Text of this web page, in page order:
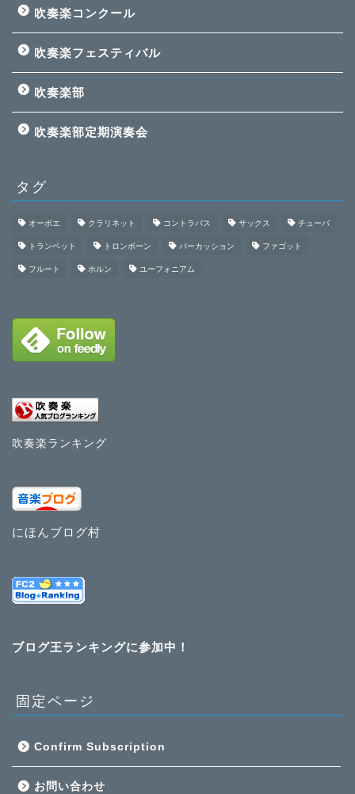
吹奏楽コンクール
吹奏楽フェスティバル
吹奏楽部
吹奏楽部定期演奏会
タグ
オーボエ クラリネット コントラバス サックス チューバ
トランペット トロンボーン パーカッション ファゴット
フルート ホルン ユーフォニアム
吹奏楽ランキング
にほんブログ村
ブログ王ランキングに参加中！
固定ページ
Confirm Subscription
お問い合わせ